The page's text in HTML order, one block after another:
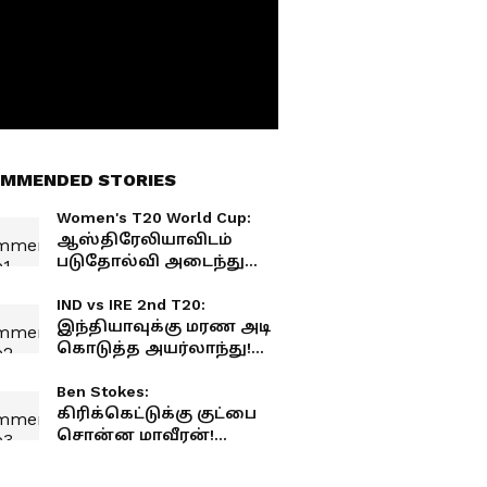
STORIES
Women's T20 World Cup:
ஆஸ்திரேலியாவிடம்
படுதோல்வி அடைந்து
ரசிகர்கள் ஷாக்!
IND vs IRE 2nd T20:
இந்தியாவுக்கு மரண அடி
கொடுத்த அயர்லாந்து!
சரித்திர சாதனை!
Ben Stokes:
கிரிக்கெட்டுக்கு குட்பை
சொன்ன மாவீரன்!